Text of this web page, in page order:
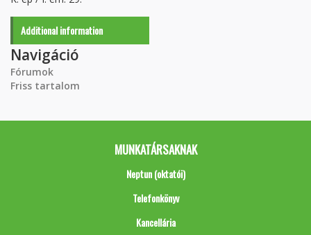
Additional information
Navigáció
Fórumok
Friss tartalom
MUNKATÁRSAKNAK
Neptun (oktatói)
Telefonkönyv
Kancellária